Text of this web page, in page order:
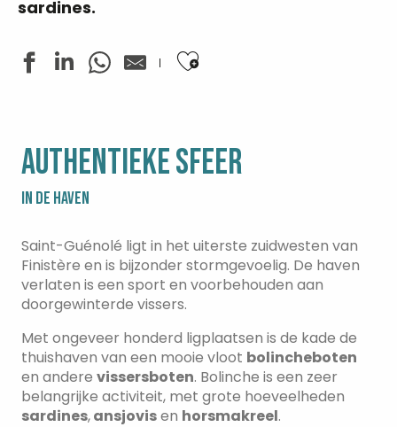
sardines.
Ajouter aux favoris
AUTHENTIEKE SFEER
IN DE HAVEN
Saint-Guénolé ligt in het uiterste zuidwesten van
Finistère en is bijzonder stormgevoelig. De haven
verlaten is een sport en voorbehouden aan
doorgewinterde vissers.
Met ongeveer honderd ligplaatsen is de kade de
thuishaven van een mooie vloot bolincheboten
en andere vissersboten. Bolinche is een zeer
belangrijke activiteit, met grote hoeveelheden
sardines,ansjovisen horsmakreel.